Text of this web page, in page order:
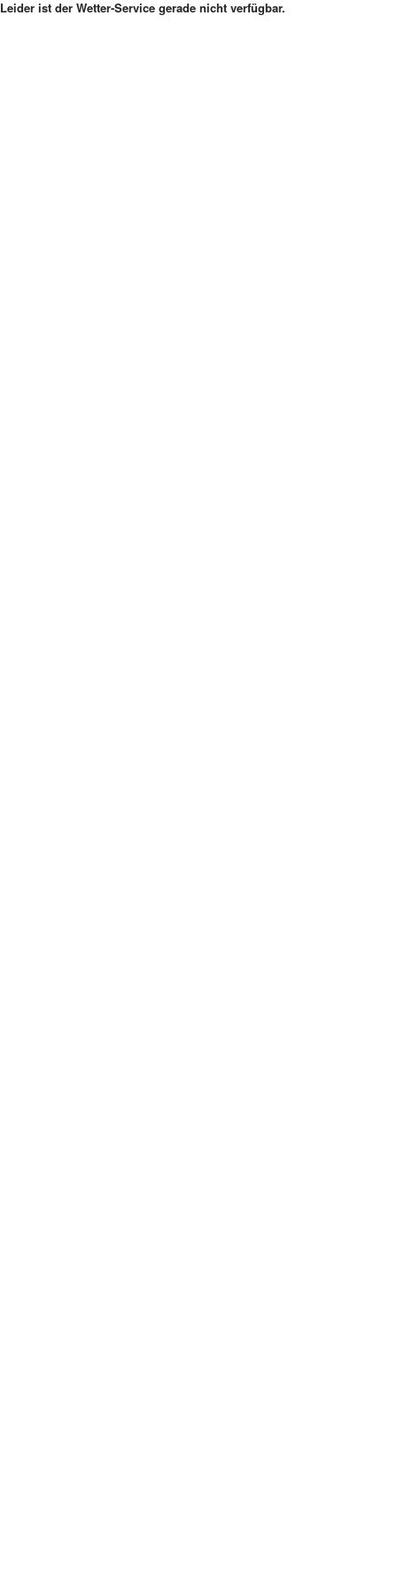
Leider ist der Wetter-Service gerade nicht verfügbar.